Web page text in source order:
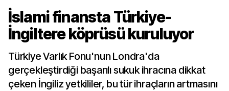
İslami finansta Türkiye-
İngiltere köprüsü kuruluyor
Türkiye Varlık Fonu'nun Londra'da
gerçekleştirdiği başarılı sukuk ihracına dikkat
çeken İngiliz yetkililer, bu tür ihraçların artmasını